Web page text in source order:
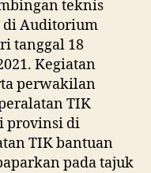
teknis
di Auditorium
tanggal 18
Kegiatan
perwakilan
TIK
provinsi di
TIK bantuan
pada tajuk